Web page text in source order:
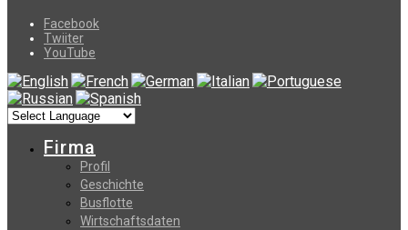
Facebook
Twiiter
YouTube
Firma
Profil
Geschichte
Busflotte
Wirtschaftsdaten